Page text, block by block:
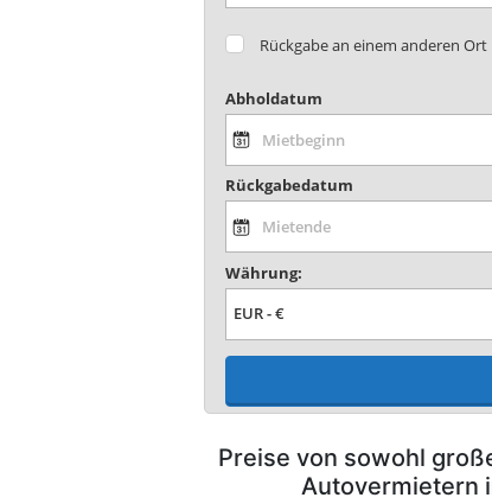
Rückgabe an einem anderen Ort
Abholdatum
Rückgabedatum
Währung:
Preise von sowohl
Autovermietern